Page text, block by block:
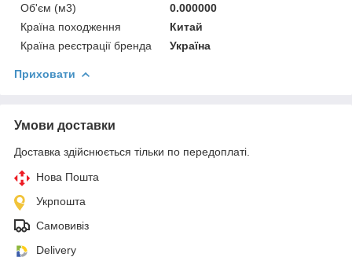
Об'єм (м3)
0.000000
Країна походження
Китай
Країна реєстрації бренда
Україна
Приховати
Умови доставки
Доставка здійснюється тільки по передоплаті.
Нова Пошта
Укрпошта
Самовивіз
Delivery